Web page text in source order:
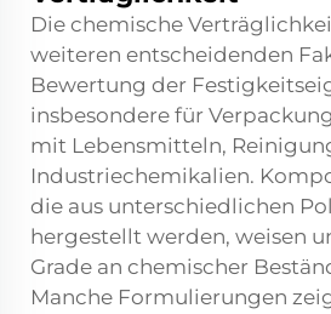
Die chemische
weiteren entscheidenden
Bewertung der
insbesondere für
mit Lebensmitteln,
Industriechemikalien.
die aus unterschiedlichen
hergestellt werden, weisen
Grade an chemischer
Manche Formulierungen